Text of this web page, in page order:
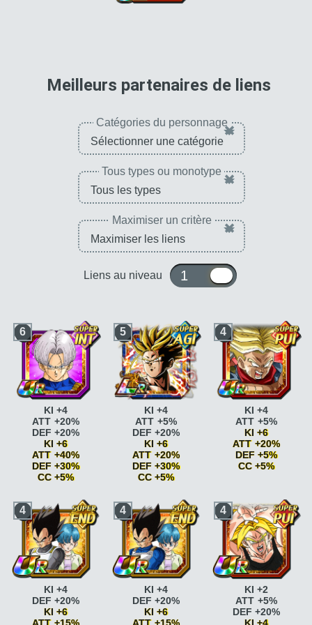
Meilleurs partenaires de liens
Catégories du personnage×
Tous types ou monotype ×
Maximiser un critère ×
Liens au niveau 1 ou 10
6
Briser la limite
KI +2
Briser la limiteKI +2
ATT +5% DEF +5%
Lignée royaleKI +1
Lignée royaleKI +2
ATT +5%
Futur désespéréKI
+1
Futur désespéré
+2 CC +5%
Messager du
futurATT +5%
KI +4
ATT +20%
DEF +20%
KI +6
ATT +40%
DEF +30%
CC +5%
5
Briser la limite
KI +2
Briser la limiteKI +2
ATT +5% DEF +5%
Lignée royaleKI +1
Lignée royaleKI +2
ATT +5%
Futur désespéréKI
+1
Futur désespéré
+2 CC +5%
Messager du
futurATT +5%
KI +4
ATT +5%
DEF +20%
KI +6
ATT +20%
DEF +30%
CC +5%
4
Briser la limite
KI +2
ATT +5% DEF +5%
Lignée royaleKI +1
Lignée royaleKI +2
ATT +5%
Futur désespéré
+1
Futur désespéré
+2 CC +5%
Messager du
futurATT +5%
Messager du
KI +4
ATT +5%
KI +6
ATT +20%
DEF +5%
CC +5%
4
KI +4
DEF +20%
KI +6
ATT +15%
4
KI +4
DEF +20%
KI +6
ATT +15%
4
KI +2
ATT +5%
DEF +20%
KI +4